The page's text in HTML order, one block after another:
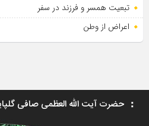
تبعیت همسر و فرزند در سفر
اعراض از وطن
حضرت آیت الله العظمی صافی